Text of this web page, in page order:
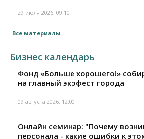
29 июля 2026, 09:10
Все материалы
Бизнес календарь
Фонд «Больше хорошего!»
на главный экофест города
09 августа 2026, 12:00
Онлайн семинар: "Почему
персонала - какие ошибки к